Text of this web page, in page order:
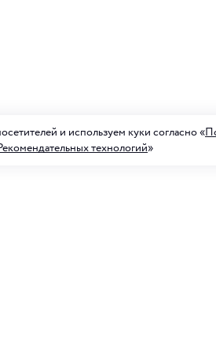
и используем куки согласно «
технологий»